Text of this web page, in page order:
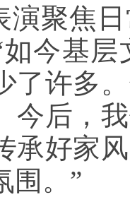
演聚焦
今基
了许多
今后，
承好家
围。”